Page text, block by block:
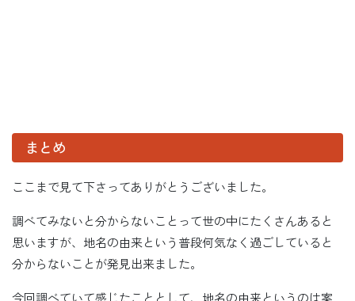
まとめ
ここまで見て下さってありがとうございました。
調べてみないと分からないことって世の中にたくさんあると
思いますが、地名の由来という普段何気なく過ごしていると
分からないことが発見出来ました。
今回調べていて感じたこととして、地名の由来というのは案